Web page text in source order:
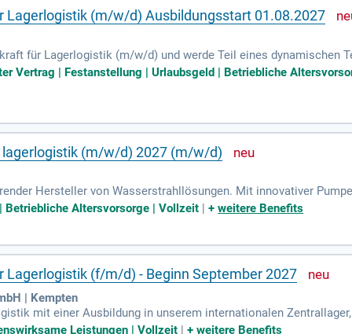
Lagerlogistik (m/w/d) Ausbildungsstart 01.08.2027
für Lagerlogistik (m/w/d) und werde Teil eines dynamischen
inklusive Kommissionierung und Versand. Du bist
durch. Zudem erhältst du wertvolle Einblicke in Arbeits- und
erfolgreiche Karriere in der Lagerlogistik ermöglichen!
Vertrag | Festanstellung | Urlaubsgeld | Betriebliche
(m/w/d) 2027 (m/w/d)
Hersteller von Wasserstrahllösungen. Mit innovativer
wir höchste Qualität und Nachhaltigkeit. Unser
und ist global in 10 Ländern vertreten. In 16 Vertriebs-
für Lagerlogistik eignest du dir wertvolle Kenntnisse in
und ausgang sowie Qualitätskontrollen, und bist Teil der Falch-
Betriebliche Altersvorsorge | Vollzeit |+weitere Benefits
Lagerlogistik (f/m/d) - Beginn September 2027
| Kempten
mit einer Ausbildung in unserem internationalen
Verkürzung auf 2,5 Jahre, bieten wir eine fundierte
Leistungen | Vollzeit |+weitere Benefits